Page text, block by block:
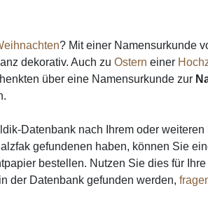
? Mit einer Namensurkunde
dekorativ. Auch zuOstern einer
über eine Namensurkunde zur
Datenbank nach Ihrem oder
gefundenen haben, können Sie
bestellen. Nutzen Sie dies für
der Datenbank gefunden werden,